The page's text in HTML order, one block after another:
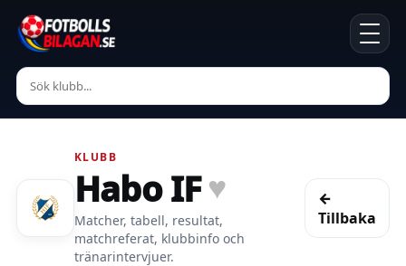
KLUBB
Habo IF ♥
Matcher, tabell, resultat,
matchreferat, klubbinfo och
tränarintervjuer.
←
Tillbaka